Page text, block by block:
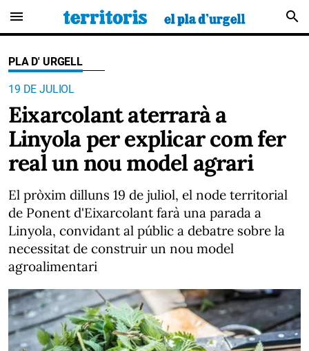
menu search
PLA D' URGELL
19 DE JULIOL
Eixarcolant aterrarà a
Linyola per explicar com fer
real un nou model agrari
El pròxim dilluns 19 de juliol, el node territorial
de Ponent d'Eixarcolant farà una parada a
Linyola, convidant al públic a debatre sobre la
necessitat de construir un nou model
agroalimentari